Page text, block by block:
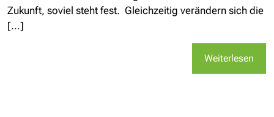
Zukunft, soviel steht fest. Gleichzeitig verändern sich die
[...]
Weiterlesen